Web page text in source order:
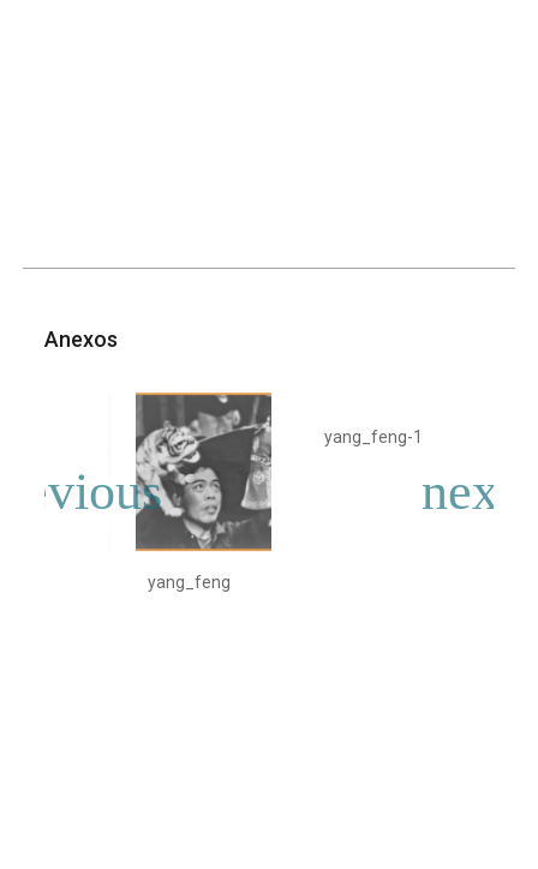
Anexos
yang_feng
yang_feng-1